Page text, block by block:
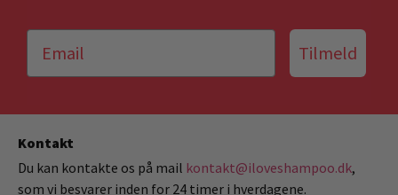
Tilmeld
Kontakt
Du kan kontakte os på mail kontakt@iloveshampoo.dk,
som vi besvarer inden for 24 timer i hverdagene.